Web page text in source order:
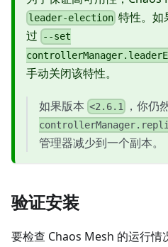
leader-election 特性。如
过
--set
手动关闭该特性。
如果版本 <2.6.1 ，你仍
管理器减少到一个副本。
验证安装
要检查 Chaos Mesh 的运行情